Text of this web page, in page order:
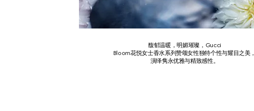
馥郁温暖，明媚璀璨，Gucci
Bloom花悦女士香水系列赞颂女性独特个性与耀目之美，
演绎隽永优雅与精致感性。